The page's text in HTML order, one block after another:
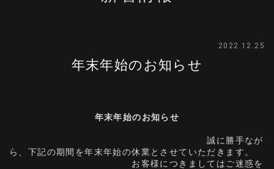
2022.12.25
年末年始のお知らせ
年末年始のお知らせ
誠に勝手なが
ら、下記の期間を年末年始の休業とさせていただきます。
お客様につきましてはご迷惑を